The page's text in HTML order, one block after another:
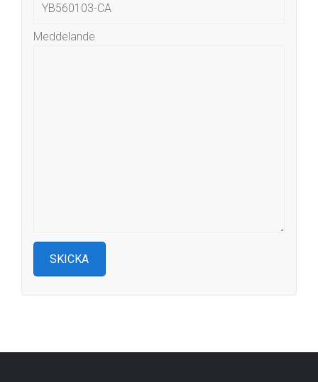
Meddelande